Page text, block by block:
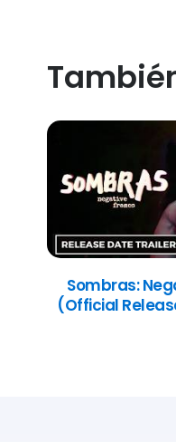
Sombras:
(Official